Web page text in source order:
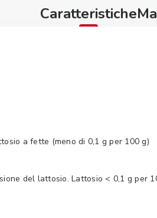
Caratteristiche
a fette (meno di 0,1 g per 100 g)
del lattosio. Lattosio < 0,1 g per